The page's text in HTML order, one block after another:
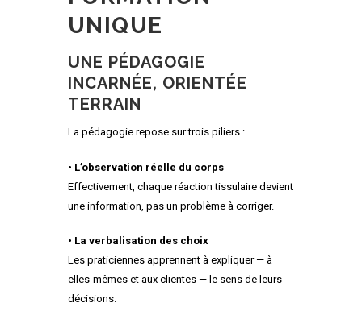
UNIQUE
UNE PÉDAGOGIE
INCARNÉE, ORIENTÉE
TERRAIN
La pédagogie repose sur trois piliers :
• L’observation réelle du corps
Effectivement, chaque réaction tissulaire devient
une information, pas un problème à corriger.
• La verbalisation des choix
Les praticiennes apprennent à expliquer — à
elles-mêmes et aux clientes — le sens de leurs
décisions.